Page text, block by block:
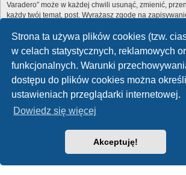
Strona ta używa plików cookies (tzw.
w celach statystycznych, reklamowych
funkcjonalnych. Warunki
dostępu do plików cookies można
ustawieniach przeglądarki internetowej.
Dowiedz się więcej
Akceptuję!
Varadero” może w każdej chwili usunąć, zmienić,
każdy twój temat, post. Wyrażasz zgodę na
przez ciebie informacji w naszej bazie danych.
przekazywane nikomu bez twojej zgody, ale ani
phpBB nie ponosi odpowiedzialności za włamania do
może dojść do kradzieży danych.
Strona główna Usuń ciasteczka witryny
Style developed by
,
Technologię dostarcza
Zasady ochrony danych osobowych